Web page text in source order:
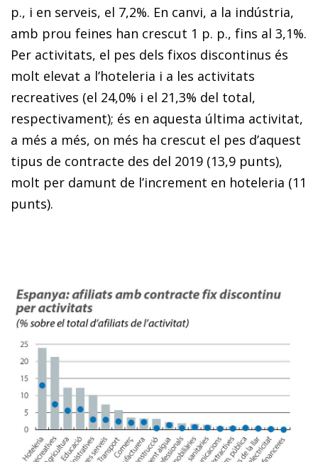
p., i en serveis, el 7,2%. En canvi, a la indústria,
amb prou feines han crescut 1 p. p., fins al 3,1%.
Per activitats, el pes dels fixos discontinus és
molt elevat a l’hoteleria i a les activitats
recreatives (el 24,0% i el 21,3% del total,
respectivament); és en aquesta última activitat,
a més a més, on més ha crescut el pes d’aquest
tipus de contracte des del 2019 (13,9 punts),
molt per damunt de l’increment en hoteleria (11
punts).